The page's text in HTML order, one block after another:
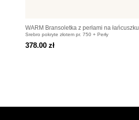
WARM Bransoletka z perłami na łańcuszku
pozłacanym
Srebro pokryte złotem pr. 750 + Perły
378.00 zł